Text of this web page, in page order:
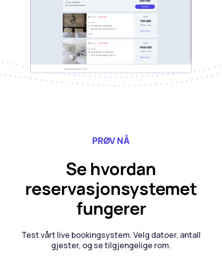
PRØV NÅ
Se hvordan
reservasjonsystemet
fungerer
Test vårt live bookingsystem. Velg datoer, antall
gjester, og se tilgjengelige rom.